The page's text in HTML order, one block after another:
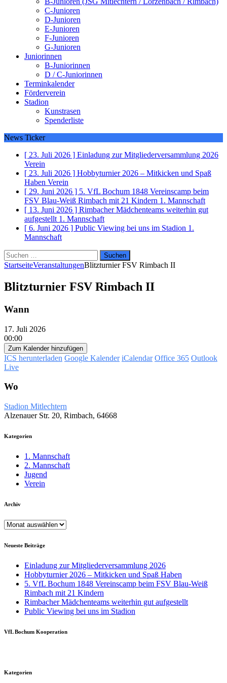
C-Junioren
D-Junioren
E-Junioren
F-Junioren
G-Junioren
Juniorinnen
B-Juniorinnen
D / C-Juniorinnen
Terminkalender
Förderverein
Stadion
Kunstrasen
Spenderliste
News Ticker
[ 23. Juli 2026 ] Einladung zur Mitgliederversammlung 2026
Verein
[ 23. Juli 2026 ] Hobbyturnier 2026 – Mitkicken und Spaß
Haben Verein
[ 29. Juni 2026 ] 5. VfL Bochum 1848 Vereinscamp beim
FSV Blau-Weiß Rimbach mit 21 Kindern 1. Mannschaft
[ 13. Juni 2026 ] Rimbacher Mädchenteams weiterhin gut
aufgestellt 1. Mannschaft
[ 6. Juni 2026 ] Public Viewing bei uns im Stadion 1.
Mannschaft
Suchen
nach:
StartseiteVeranstaltungenBlitzturnier FSV Rimbach II
Blitzturnier FSV Rimbach II
Wann
17. Juli 2026
00:00
Zum Kalender hinzufügen
ICS herunterladen Google Kalender iCalendar Office 365 Outlook
Live
Wo
Stadion Mitlechtern
Alzenauer Str. 20, Rimbach, 64668
Kategorien
1. Mannschaft
2. Mannschaft
Jugend
Verein
Archiv
Archiv
Neueste Beiträge
Einladung zur Mitgliederversammlung 2026
Hobbyturnier 2026 – Mitkicken und Spaß Haben
5. VfL Bochum 1848 Vereinscamp beim FSV Blau-Weiß
Rimbach mit 21 Kindern
Rimbacher Mädchenteams weiterhin gut aufgestellt
Public Viewing bei uns im Stadion
VfL Bochum Kooperation
Kategorien